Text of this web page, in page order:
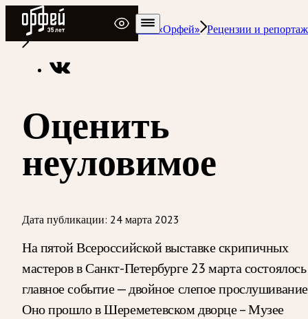
Радио Орфей
Радио классической музыки «Орфей» Рецензии и
Оценить
неуловимое
Дата публикации: 24 марта 2023
На пятой Всероссийской выставке скрипичных
мастеров в Санкт-Петербурге 23 марта состоялось
главное событие — двойное слепое
Оно прошло в Шереметевском дворце – Музее